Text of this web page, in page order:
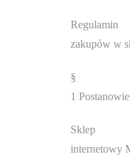
Regulamin
zakupów w
§
1
Sklep
internetowy